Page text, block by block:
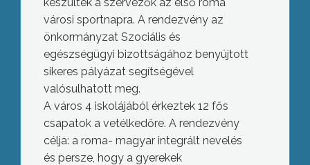
városi sportnapra. A rendezvény az
önkormányzat Szociális és
egészségügyi bizottságához benyújtott
sikeres pályázat segítségével
valósulhatott meg.
A város 4 iskolájából érkeztek 12 fős
csapatok a vetélkedőre. A rendezvény
célja: a roma- magyar integrált nevelés
és persze, hogy a gyerekek